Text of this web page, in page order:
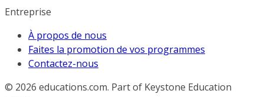
Entreprise
À propos de nous
Faites la promotion de vos programmes
Contactez-nous
© 2026 educations.com. Part of Keystone Education